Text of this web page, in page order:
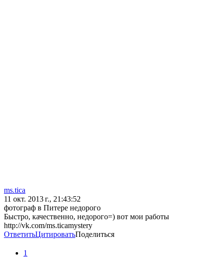
ms.tica
11 окт. 2013 г., 21:43:52
фотограф в Питере недорого
Быстро, качественно, недорого=) вот мои работы
http://vk.com/ms.ticamystery
ОтветитьЦитироватьПоделиться
1